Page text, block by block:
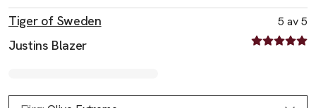
Tiger of Sweden
Justins Blazer
5 av 5
5 av fem